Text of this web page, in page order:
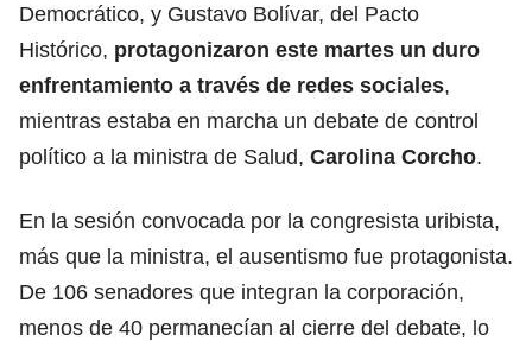
Democrático, y Gustavo Bolívar, del Pacto
Histórico, protagonizaron este martes un duro
enfrentamiento a través de redes sociales,
mientras estaba en marcha un debate de control
político a la ministra de Salud, Carolina Corcho.
En la sesión convocada por la congresista uribista,
más que la ministra, el ausentismo fue protagonista.
De 106 senadores que integran la corporación,
menos de 40 permanecían al cierre del debate, lo